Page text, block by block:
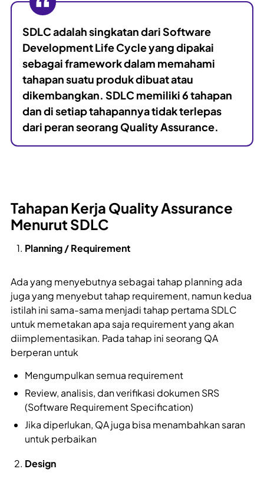
SDLC adalah singkatan dariSoftware
Development Life Cycleyang dipakai
sebagai framework dalam memahami
tahapan suatu produk dibuat atau
dikembangkan. SDLC memiliki 6 tahapan
dan di setiap tahapannya tidak terlepas
dari peran seorang Quality Assurance.
Tahapan Kerja Quality Assurance
Menurut SDLC
Planning / Requirement
Ada yang menyebutnya sebagai tahap planning ada
juga yang menyebut tahap requirement, namun kedua
istilah ini sama-sama menjadi tahap pertama SDLC
untuk memetakan apa saja requirement yang akan
diimplementasikan. Pada tahap ini seorang QA
berperan untuk
Mengumpulkan semua requirement
Review, analisis, dan verifikasi dokumen SRS
(Software Requirement Specification)
Jika diperlukan, QA juga bisa menambahkan saran
untuk perbaikan
Design